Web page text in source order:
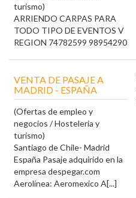
turismo)
ARRIENDO CARPAS PARA
TODO TIPO DE EVENTOS V
REGION 74782599 98954290
VENTA DE PASAJE A
MADRID - ESPAÑA
(Ofertas de empleo y
negocios / Hosteleria y
turismo)
Santiago de Chile- Madrid
España Pasaje adquirido en la
empresa despegar.com
Aerolínea: Aeromexico A[...]